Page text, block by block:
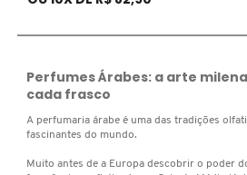
EMBRYOLISSE
ESTÉE LAUDER
Perfumes Árabes: a arte
cada frasco
A perfumaria árabe é uma das tradições
fascinantes do mundo.
Muito antes de a Europa descobrir o poder